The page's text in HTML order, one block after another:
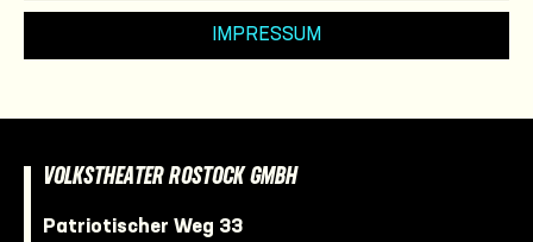
IMPRESSUM
VOLKSTHEATER ROSTOCK GMBH
Patriotischer Weg 33